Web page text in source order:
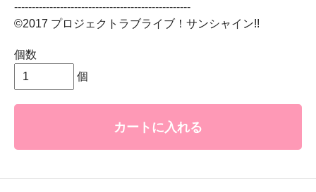
--------------------------------------------------
©2017 プロジェクトラブライブ！サンシャイン!!
個数
個
カートに入れる